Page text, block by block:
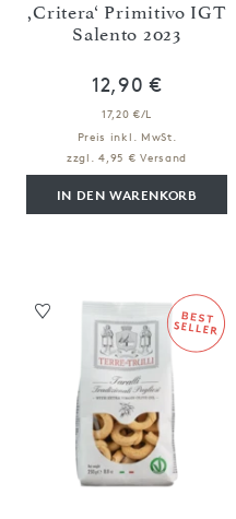
,Critera‘ Primitivo IGT
Salento 2023
12,90 €
17,20 €/L
Preis inkl. MwSt.
zzgl. 4,95 € Versand
IN DEN WARENKORB